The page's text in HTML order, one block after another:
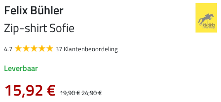
Felix Bühler
Zip-shirt Sofie
4.7 37 Klantenbeoordeling
Leverbaar
15,92 € 19,90 €24,90 €